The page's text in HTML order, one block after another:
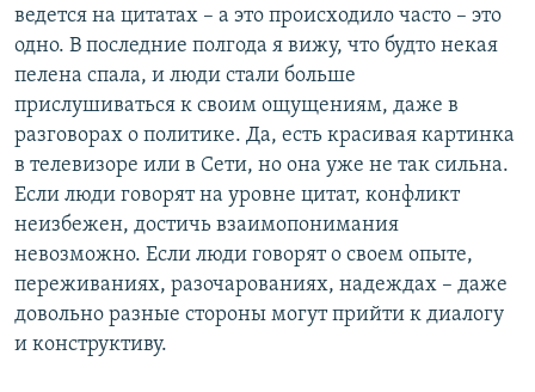
ведется на цитатах – а это происходило часто – это
одно. В последние полгода я вижу, что будто некая
пелена спала, и люди стали больше
прислушиваться к своим ощущениям, даже в
разговорах о политике. Да, есть красивая картинка
в телевизоре или в Сети, но она уже не так сильна.
Если люди говорят на уровне цитат, конфликт
неизбежен, достичь взаимопонимания
невозможно. Если люди говорят о своем опыте,
переживаниях, разочарованиях, надеждах – даже
довольно разные стороны могут прийти к диалогу
и конструктиву.